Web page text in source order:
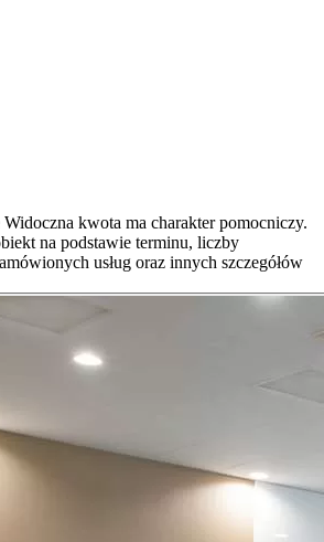
Widoczna kwota ma charakter pomocniczy.
na podstawie terminu, liczby
usług oraz innych szczegółów